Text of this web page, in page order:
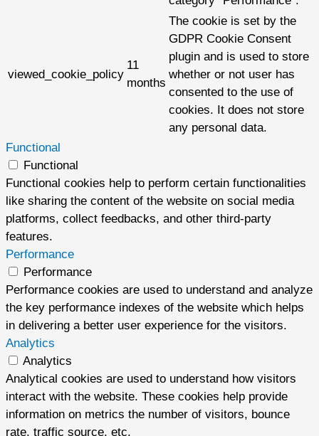
viewed_cookie_policy
11
months
The cookie is set by the
GDPR Cookie Consent
plugin and is used to store
whether or not user has
consented to the use of
cookies. It does not store
any personal data.
Functional
Functional
Functional cookies help to perform certain functionalities
like sharing the content of the website on social media
platforms, collect feedbacks, and other third-party
features.
Performance
Performance
Performance cookies are used to understand and analyze
the key performance indexes of the website which helps
in delivering a better user experience for the visitors.
Analytics
Analytics
Analytical cookies are used to understand how visitors
interact with the website. These cookies help provide
information on metrics the number of visitors, bounce
rate, traffic source, etc.